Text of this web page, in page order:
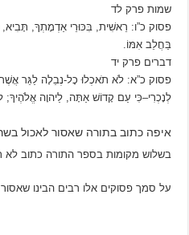
שמות פרק לד
פסוק כ”ו: רֵאשִׁית, בִּכּוּרֵי אַדְמָתְךָ,
בַּחֲלֵב אִמּוֹ.
דברים פרק יד
פסוק כ”א: לֹא תֹאכְלוּ כָל-נְבֵלָה לַגֵּר
לְנָכְרִי–כִּי עַם קָדוֹשׁ אַתָּה, לַיהוָה
איפה כתוב בתורה שאסור לאכול
בשלוש מקומות בספר התורה כתוב לא
על סמך פסוקים אלו רבים הבינו